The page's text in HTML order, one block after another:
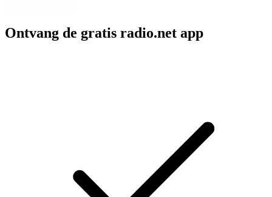
Ontvang de gratis radio.net app